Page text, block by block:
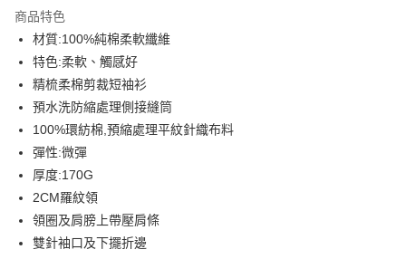
合作金庫商業銀行
華南商業銀行
上海商業儲蓄銀行
國泰世華商業銀行
臺灣中小企業銀行
匯豐（台灣）商業銀行
華泰商業銀行
聯邦商業銀行
遠東國際商業銀行
元大商業銀行
玉山商業銀行
台新國際商業銀行
台灣樂天信用卡公司
6 期 0 利率 每期
華南商業銀行
上海商業儲蓄銀行
國泰世華商業銀行
臺灣中小企業銀行
台中商業銀行
匯豐（台灣）商業銀行
聯邦商業銀行
元大商業銀行
玉山商業銀行
台新國際商業銀行
台灣樂天信用卡公司
12 期 0 利率 每期NT$27
合作金庫商業銀行
上海商業儲蓄銀行
國泰世華商業銀行
兆豐國際商業銀行
臺灣中小企業銀行
匯豐（台灣）商業銀行
聯邦商業銀行
元大商業銀行
玉山商業銀行
台新國際商業銀行
超商取貨付款
LINE Pay
Apple Pay
街口支付
悠遊付
Google Pay
商品特色
材質:100%純棉柔軟纖維
特色:柔軟、觸感好
精梳柔棉剪裁短袖衫
預水洗防縮處理側接縫筒
100%環紡棉,預縮處理平紋針織布料
彈性:微彈
厚度:170G
2CM羅紋領
領圈及肩膀上帶壓肩條
雙針袖口及下擺折邊